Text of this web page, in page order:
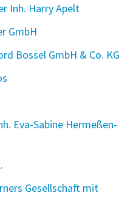
Inh. Harry Apelt
GmbH
Bossel GmbH & Co. KG
Eva-Sabine Hermeßen-
Gesellschaft mit